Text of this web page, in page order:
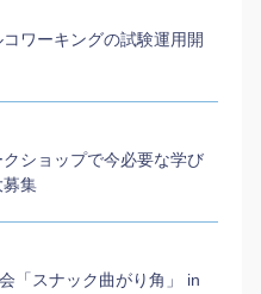
ワーキングの試験運用開
ショップで今必要な学び
募集
「スナック曲がり角」 in